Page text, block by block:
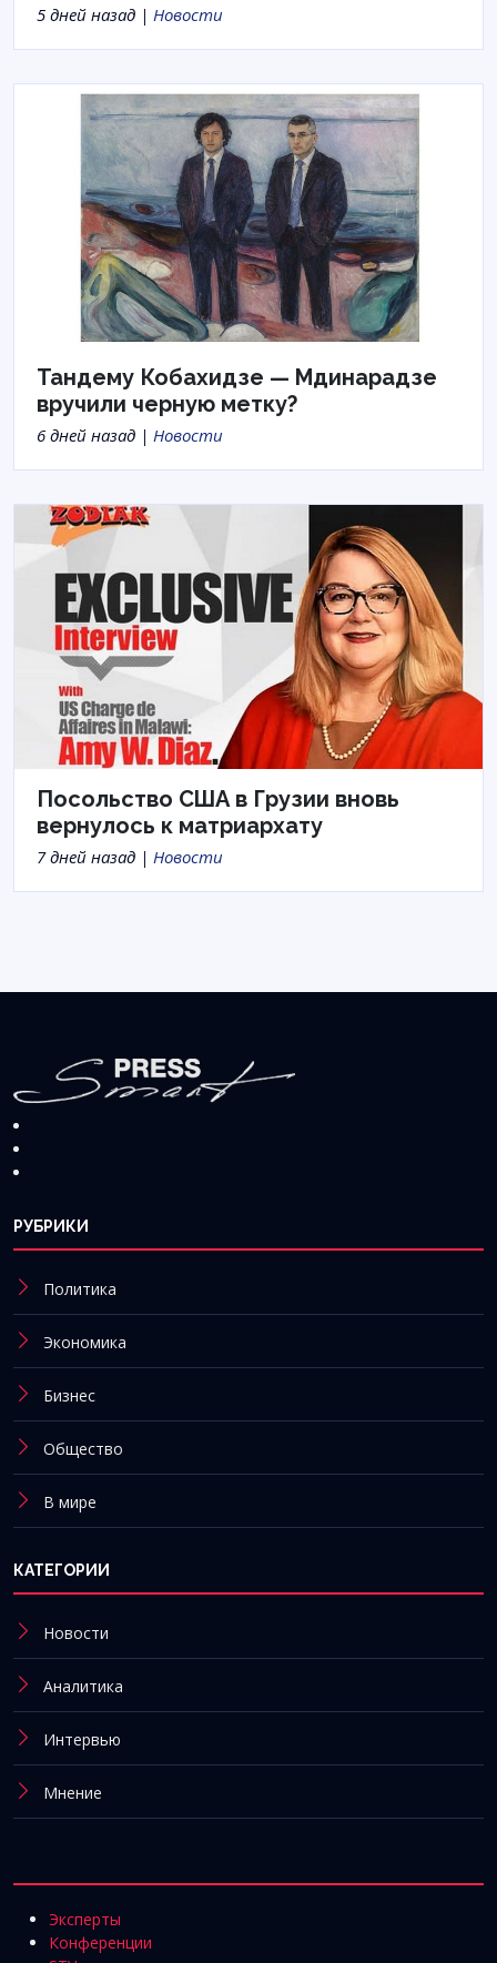
5 дней назад | Новости
Тандему Кобахидзе — Мдинарадзе
вручили черную метку?
6 дней назад | Новости
Посольство США в Грузии вновь
вернулось к матриархату
7 дней назад | Новости
РУБРИКИ
Политика
Экономика
Бизнес
Общество
В мире
КАТЕГОРИИ
Новости
Аналитика
Интервью
Мнение
Эксперты
Конференции